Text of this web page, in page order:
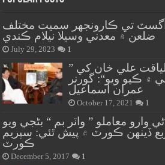
حڪومت 4 آگسٽ تي ڪارونجهر سميت مختلف
ضلعن ۾ معدني وسيلا نيلام ڪندي
July 29, 2023 1
” فرزند ڪراچي لياقت علي خان کي
۾ ڪيو ويو“: گورنر
عمران اسماعيل
October 17, 2021 1
وارو معاملو ” واٽر بم “ بڻجي ويو
ڏينهن ڪورٽ ۾ پيش ٿئي: سپريم
ڪورٽ
December 5, 2017 1